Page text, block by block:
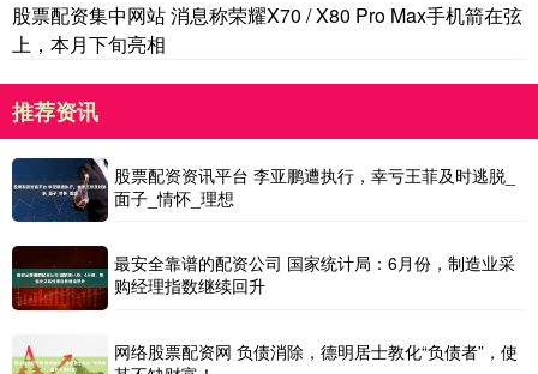
股票配资集中网站 消息称荣耀X70 / X80 Pro Max手机箭在弦
上，本月下旬亮相
推荐资讯
股票配资资讯平台 李亚鹏遭执行，幸亏王菲及时逃脱_
面子_情怀_理想
最安全靠谱的配资公司 国家统计局：6月份，制造业采
购经理指数继续回升
网络股票配资网 负债消除，德明居士教化“负债者”，使